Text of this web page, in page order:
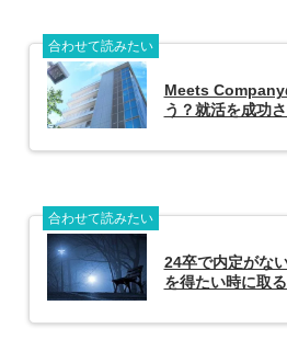
合わせて読みたい
Meets Company
う？就活を成功
合わせて読みたい
24卒で内定がな
を得たい時に取